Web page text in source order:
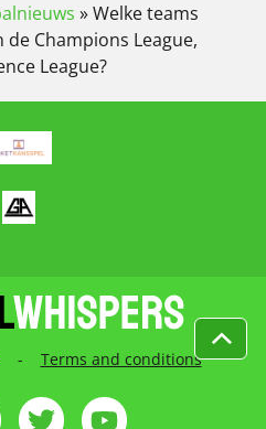
»Welke teams
Champions League,
League?
- Terms and conditions